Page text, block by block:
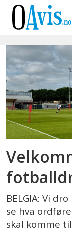
Emne:
BELGIA: Vi
se hva
skal komme